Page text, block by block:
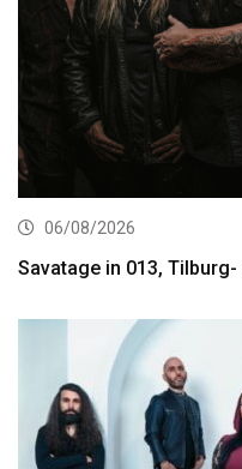
06/08/2026
Savatage in 013,